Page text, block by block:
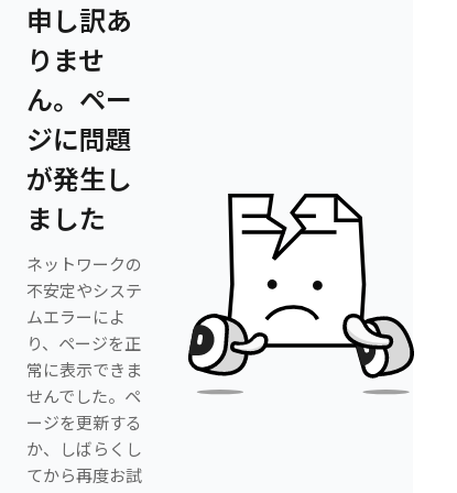
申し訳あ
りませ
ん。ペー
ジに問題
が発生し
ました
ネットワークの
不安定やシステ
ムエラーによ
り、ページを正
常に表示できま
せんでした。ペ
ージを更新する
か、しばらくし
てから再度お試